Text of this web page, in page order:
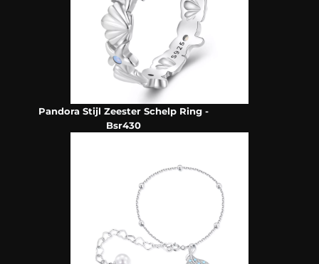
Pandora Stijl Zeester Schelp Ring -
Bsr430